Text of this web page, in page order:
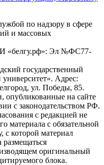
по надзору в сфере
и массовых
«белгу.рф»: Эл №ФС77-
государственный
Адрес:
ул. Победы, 85.
опубликованные на сайте
с законодательством РФ.
с редакцией не
материала с обязательной
с которой материал
оригинальный
блока.